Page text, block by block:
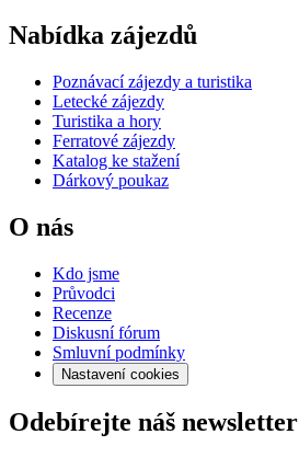
Nabídka zájezdů
Poznávací zájezdy a turistika
Letecké zájezdy
Turistika a hory
Ferratové zájezdy
Katalog ke stažení
Dárkový poukaz
O nás
Kdo jsme
Průvodci
Recenze
Diskusní fórum
Smluvní podmínky
Nastavení cookies
Odebírejte náš newsletter